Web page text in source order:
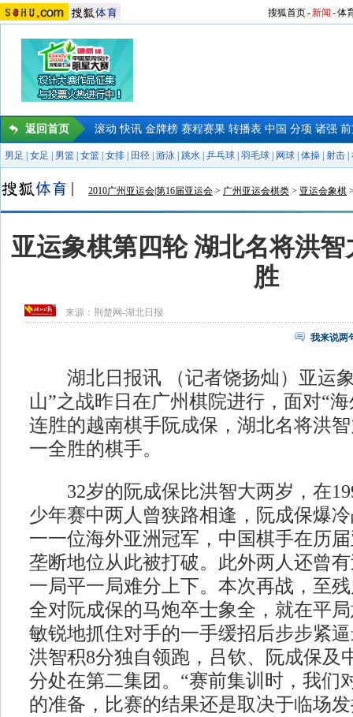
搜狐首页-新闻 -体
返回首页 滚动 快讯 金牌榜 赛程赛果 转播表 中国 分项 诸强
男足 女足 男篮 女篮 女排 田径 游泳 跳水 乒乓球 羽毛球 网球 体操 射击
2010广州亚运会|第16届亚运会 > 广州亚运会棋类 > 亚运会象棋
亚运象棋第四轮 湖北名将洪
胜
来源： 荆楚网-湖北日报
我来说两
湖北日报讯 （记者饶扬灿）亚运象
山”之战昨日在广州棋院进行，面对“
连胜的越南棋手阮成保，湖北名将洪
一全胜的棋手。
32岁的阮成保比洪智大两岁，在
少年赛中两人曾狭路相逢，阮成保爆
一一位海外亚洲冠军，中国棋手在历
垄断地位从此被打破。此外两人还曾
一局平一局难分上下。本次再战，至
全对阮成保的马炮卒士象全，就在平
敏锐地抓住对手的一手缓招后步步紧
洪智积8分独自领跑，吕钦、阮成保及
分处在第二集团。“赛前集训时，我们
的准备，比赛的结果还是取决于临场